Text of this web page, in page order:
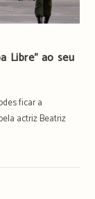
Libre” ao seu
ficar a
actriz Beatriz